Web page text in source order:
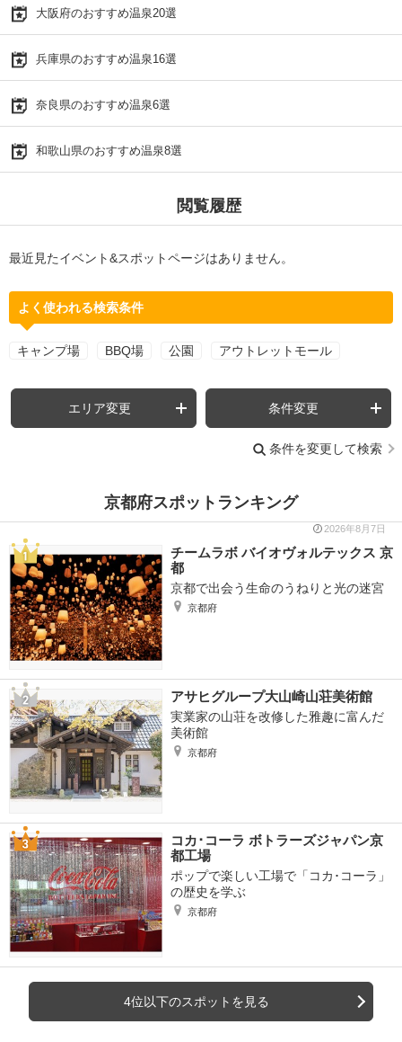
大阪府のおすすめ温泉20選
兵庫県のおすすめ温泉16選
奈良県のおすすめ温泉6選
和歌山県のおすすめ温泉8選
閲覧履歴
最近見たイベント&スポットページはありません。
よく使われる検索条件
キャンプ場 BBQ場 公園 アウトレットモール
エリア変更 条件変更
条件を変更して検索
京都府スポットランキング
2026年8月7日
チームラボ バイオヴォルテックス 京
都
京都で出会う生命のうねりと光の迷宮
京都府
アサヒグループ大山崎山荘美術館
実業家の山荘を改修した雅趣に富んだ
美術館
京都府
コカ･コーラ ボトラーズジャパン京
都工場
ポップで楽しい工場で「コカ･コーラ」
の歴史を学ぶ
京都府
4位以下のスポットを見る